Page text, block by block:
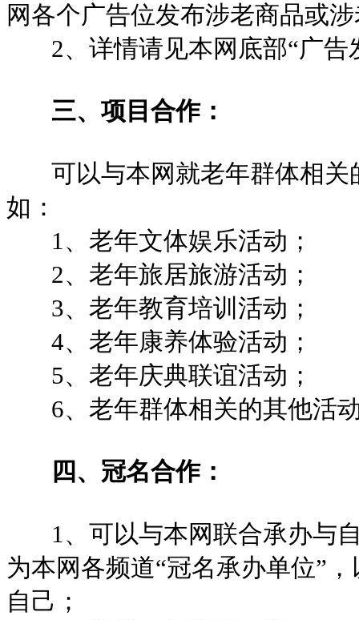
网各个广告位发布涉老商品或
2、详情请见本网底部“广告
三、项目合作：
可以与本网就老年群体相关
如：
1、老年文体娱乐活动；
2、老年旅居旅游活动；
3、老年教育培训活动；
4、老年康养体验活动；
5、老年庆典联谊活动；
6、老年群体相关的其他活
四、冠名合作：
1、可以与本网联合承办与
为本网各频道“冠名承办单位”
自己；